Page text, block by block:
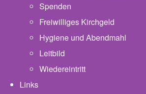
Spenden
Freiwilliges Kirchgeld
Hygiene und Abendmahl
Leitbild
Wiedereintritt
Links